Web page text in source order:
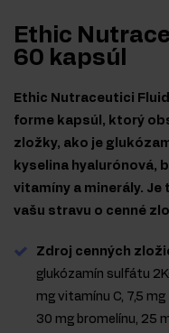
Ethic
60 kapsúl
Ethic Nutraceutici
forme kapsúl, ktorý
zložky, ako je
kyselina hyalurónová,
vitamíny a minerály.
vašu stravu o cenné
Zdroj cenných
glukózamín sulfátu
mg vitamínu C, 7,5
30 mg bromelínu, 25